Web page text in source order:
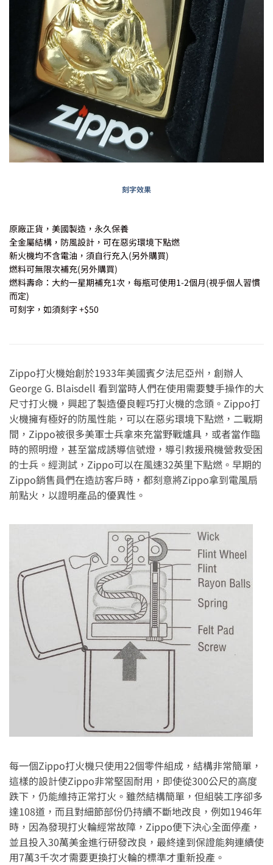
刻字效果
原廠正貨，美國製造，永久保養
全金屬結構，防風設計，可在惡劣環境下點燃
新火機均不含電油，須自行充入(另外購買)
燃料可無限次補充(另外購買)
燃料壽命：大約一星期補充1次，每瓶可使用1-2個月(視乎個人習慣
而定)
可刻字，如須刻字 +$50
Zippo打火機始創於1933年美國賓夕法尼亞州，創辦人
George G. Blaisdell 看到當時人們在使用需要雙手操作的大
尺寸打火機，興起了製造優良輕巧打火機的念頭。Zippo打
火機擁有極好的防風性能，可以在惡劣環境下點燃，二戰期
間，Zippo被很多美軍士兵拿來充當野戰爐具，或者當作臨
時的照明燈，甚至當成誘導信號燈，導引救援飛機營救受困
的士兵。經測試，Zippo可以在風速32英里下點燃。早期的
Zippo銷售員們在造訪客戶時，都刻意將Zippo拿到電風扇
前點火，以證明產品的優異性。
每一個Zippo打火機只使用22個零件組成，結構非常簡單，
這樣的設計使Zippo非常堅固耐用，即使從300公尺的高度
跌下，仍能維持正常打火。雖然結構簡單，但組裝工序卻多
達108道，而且對細節部份仍持續不斷地改良，例如1946年
時，因為發現打火輪經常故障，Zippo便下決心全面停產，
並且投入30萬美金進行研發改良，最終達到保證能夠連續使
用7萬3千次才需要更換打火輪的標準才重新投產。